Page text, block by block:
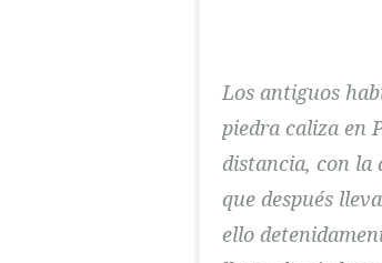
Los antiguos
piedra caliza en
distancia, con la
que después
ello